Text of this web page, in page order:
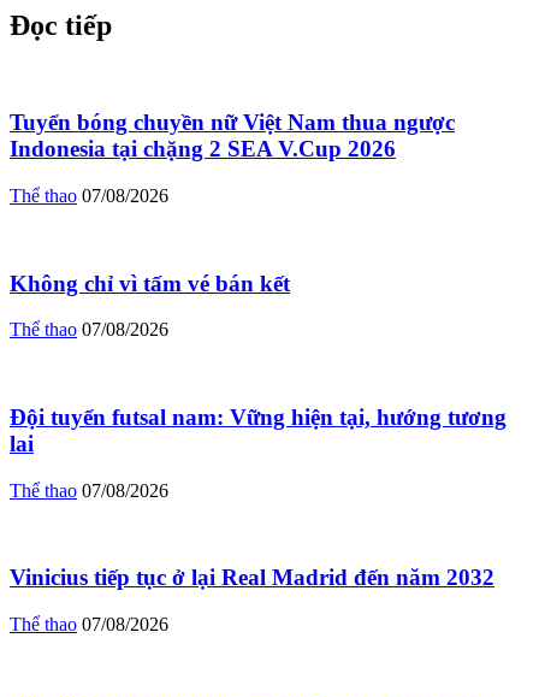
Đọc tiếp
Tuyển bóng chuyền nữ Việt Nam thua ngược
Indonesia tại chặng 2 SEA V.Cup 2026
Thể thao 07/08/2026
Không chỉ vì tấm vé bán kết
Thể thao 07/08/2026
Đội tuyển futsal nam: Vững hiện tại, hướng tương
lai
Thể thao 07/08/2026
Vinicius tiếp tục ở lại Real Madrid đến năm 2032
Thể thao 07/08/2026